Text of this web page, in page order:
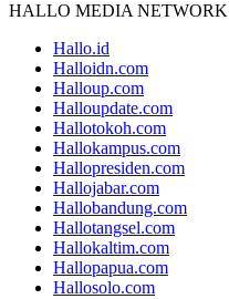
HALLO MEDIA NETWORK
Hallo.id
Halloidn.com
Halloup.com
Halloupdate.com
Hallotokoh.com
Hallokampus.com
Hallopresiden.com
Hallojabar.com
Hallobandung.com
Hallotangsel.com
Hallokaltim.com
Hallopapua.com
Hallosolo.com